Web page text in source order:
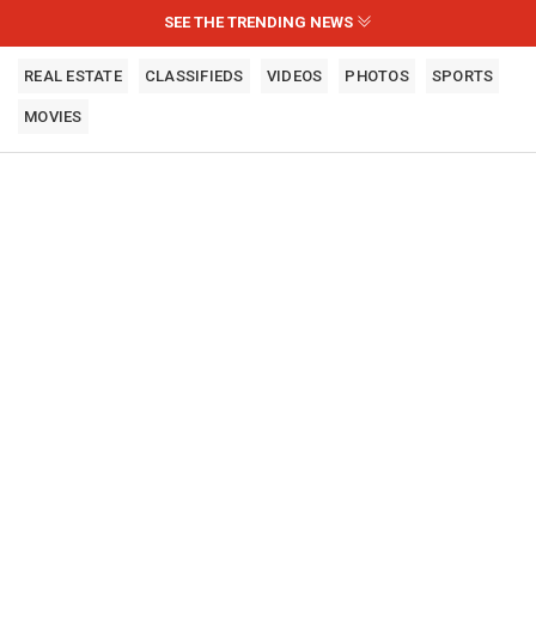
SEE THE TRENDING NEWS
REAL ESTATE CLASSIFIEDS VIDEOS PHOTOS SPORTS
MOVIES